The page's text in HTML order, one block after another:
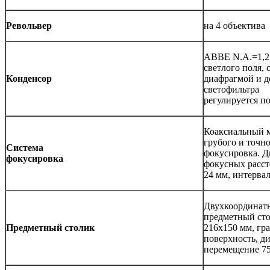
Револьвер на 4 объектива
Конденсор
ABBE
светлого поля,
диафрагмой и
светофильтра
регулируется
Система
фокусировка
Коаксиальный
грубого и
фокусировка.
фокусных
24 мм,
Предметный столик
предметный
216x150 мм,
поверхность,
перемещение